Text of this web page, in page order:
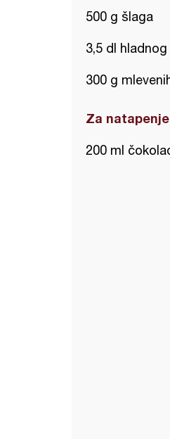
500 g šlaga
3,5 dl
300 g
Za
200 ml